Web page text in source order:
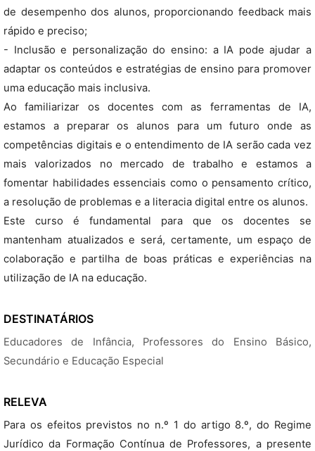
de desempenho dos alunos, proporcionando feedback mais
rápido e preciso;
- Inclusão e personalização do ensino: a IA pode ajudar a
adaptar os conteúdos e estratégias de ensino para promover
uma educação mais inclusiva.
Ao familiarizar os docentes com as ferramentas de IA,
estamos a preparar os alunos para um futuro onde as
competências digitais e o entendimento de IA serão cada vez
mais valorizados no mercado de trabalho e estamos a
fomentar habilidades essenciais como o pensamento crítico,
a resolução de problemas e a literacia digital entre os alunos.
Este curso é fundamental para que os docentes se
mantenham atualizados e será, certamente, um espaço de
colaboração e partilha de boas práticas e experiências na
utilização de IA na educação.
DESTINATÁRIOS
Educadores de Infância, Professores do Ensino Básico,
Secundário e Educação Especial
RELEVA
Para os efeitos previstos no n.º 1 do artigo 8.º, do Regime
Jurídico da Formação Contínua de Professores, a presente